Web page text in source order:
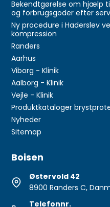
Bekendtgørelse om hjælp
og forbrugsgoder efter
Ny procedure i Haderslev
kompression
Randers
Aarhus
Viborg - Klinik
Aalborg - Klinik
Vejle - Klinik
Produktkataloger
Nyheder
Sitemap
Boisen
Østervold 42
8900 Randers C,
Telefonnr.